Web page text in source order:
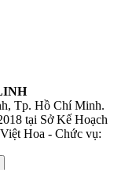
Tp. Hồ Chí Minh.
tại Sở Kế Hoạch
Hoa - Chức vụ: